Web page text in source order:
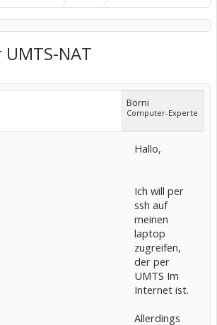
NAT
Börni
Computer-Experte
Hallo,
Ich will per
ssh auf
meinen
laptop
zugreifen,
der per
UMTS Im
Internet ist.
Allerdings